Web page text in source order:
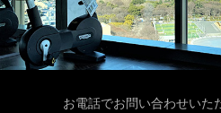
お電話でお問い合わせいた